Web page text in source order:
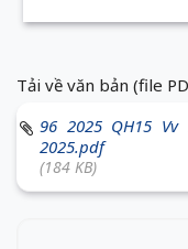
Tải về văn bản (file
96 2025 QH15
2025.pdf
(184 KB)